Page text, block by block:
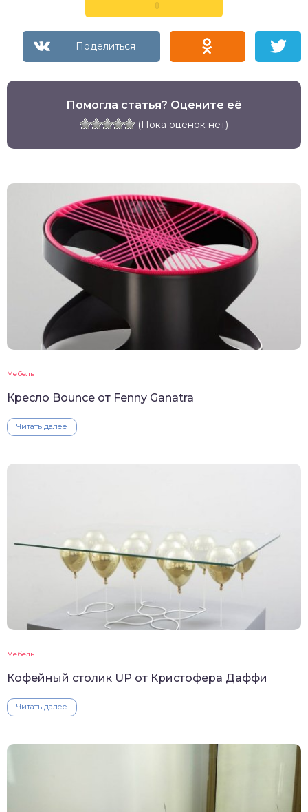
0
Помогла статья? Оцените её
(Пока оценок нет)
Мебель
Кресло Bounce от Fenny Ganatra
Читать далее
Мебель
Кофейный столик UP от Кристофера Даффи
Читать далее